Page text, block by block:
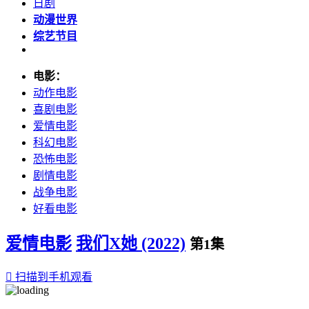
日剧
动漫世界
综艺节目
电影：
动作电影
喜剧电影
爱情电影
科幻电影
恐怖电影
剧情电影
战争电影
好看电影
爱情电影 我们X她 (2022) 第1集
 扫描到手机观看